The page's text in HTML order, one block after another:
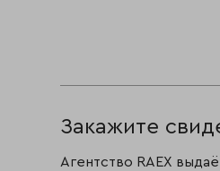
Закажите
Агентство RAEX